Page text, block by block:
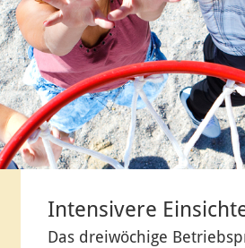
Intensivere
Das dreiwöchige